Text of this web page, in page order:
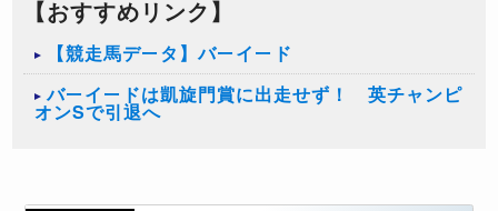
【おすすめリンク】
【競走馬データ】バーイード
バーイードは凱旋門賞に出走せず！ 英チャンピ
オンSで引退へ